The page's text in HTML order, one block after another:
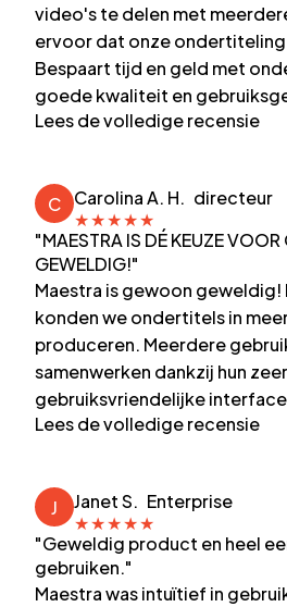
video's te delen met
ervoor dat onze ondertiteling
Bespaart tijd en geld met
goede kwaliteit en
Lees de volledige recensie
C Carolina A. H. directeur
★★★★★
"MAESTRA IS DÉ KEUZE
GEWELDIG!"
Maestra is gewoon
konden we ondertitels in
produceren. Meerdere
samenwerken dankzij hun zeer
gebruiksvriendelijke
Lees de volledige recensie
J Janet S. Enterprise
★★★★★
"Geweldig product en heel
gebruiken."
Maestra was intuïtief in